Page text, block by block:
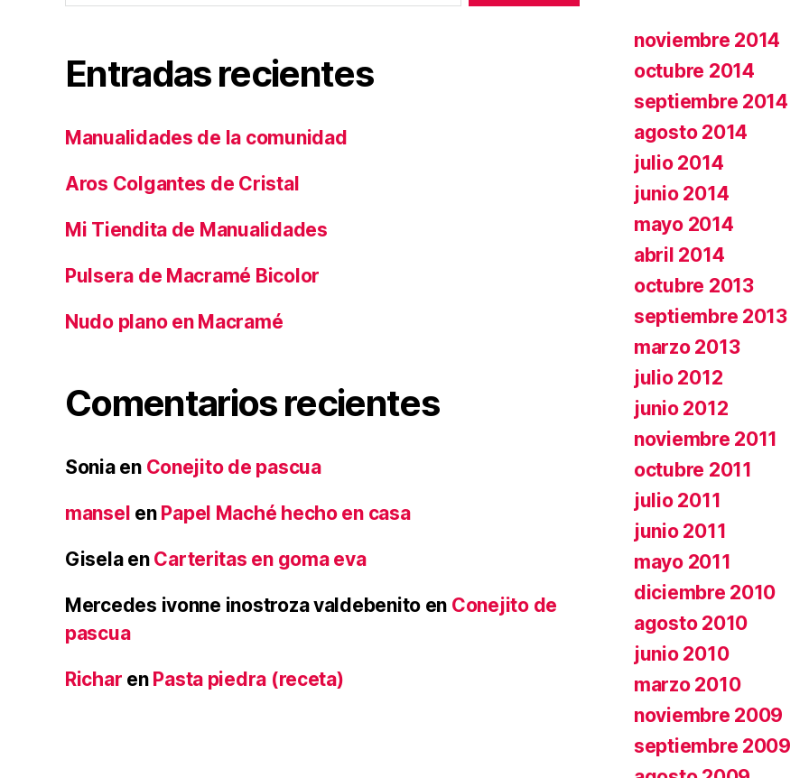
Entradas recientes
Manualidades de la comunidad
Aros Colgantes de Cristal
Mi Tiendita de Manualidades
Pulsera de Macramé Bicolor
Nudo plano en Macramé
Comentarios recientes
Soniaen Conejito de pascua
mansel en Papel Maché hecho en casa
Giselaen Carteritas en goma eva
Mercedes ivonne inostroza valdebenito en Conejito de
pascua
Richar en Pasta piedra (receta)
noviembre 2014
octubre 2014
septiembre 2014
agosto 2014
julio 2014
junio 2014
mayo 2014
abril 2014
octubre 2013
septiembre 2013
marzo 2013
julio 2012
junio 2012
noviembre 2011
octubre 2011
julio 2011
junio 2011
mayo 2011
diciembre 2010
agosto 2010
junio 2010
marzo 2010
noviembre 2009
septiembre 2009